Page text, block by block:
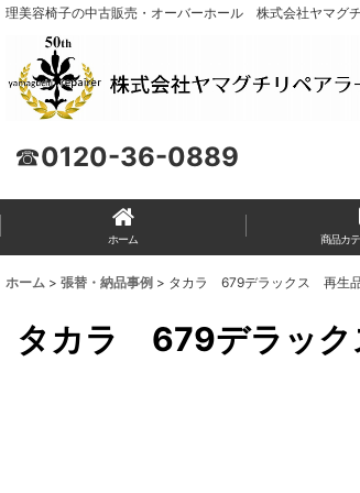
理美容椅子の中古販売・オーバーホール 株式会社ヤマグ
☎0120-36-0889
ホーム 商品カ
ホーム > 張替・納品事例 > タカラ 679デラックス 再生品
タカラ 679デラック